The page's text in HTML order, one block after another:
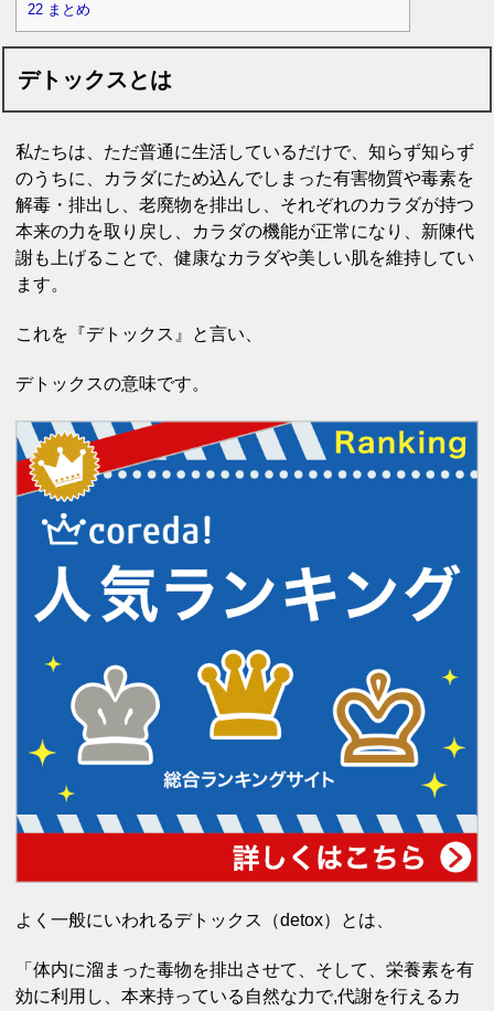
22 まとめ
デトックスとは
私たちは、ただ普通に生活しているだけで、知らず知らず
のうちに、 カラダにため込んでしまった有害物質や毒素を
解毒・排出し、老廃物を排出し、 それぞれのカラダが持つ
本来の力を取り戻し、 カラダの機能が正常になり、 新陳代
謝も上げることで、健康なカラダや美しい肌を維持してい
ます。
これを『デトックス』と言い、
デトックスの意味です。
よく一般にいわれるデトックス（detox）とは、
「体内に溜まった毒物を排出させて、 そして、栄養素を有
効に利用し、本来持っている自然な力で,代謝を行えるカ